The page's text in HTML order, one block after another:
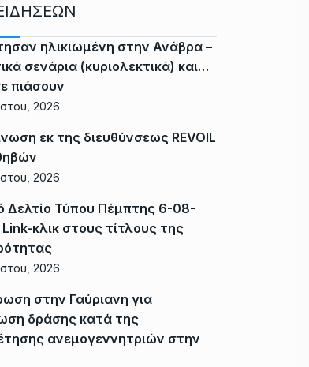
ηλικιωμένη στην Ανάβρα –
σενάρια (κυριολεκτικά) και…
πιάσουν
2026
εκ της διευθύνσεως REVOIL
2026
Δελτίο Τύπου Πέμπτης 6-08-
κλικ στους τίτλους της
2026
στην Γαύριανη για
δράσης κατά της
ανεμογεννητριών στην